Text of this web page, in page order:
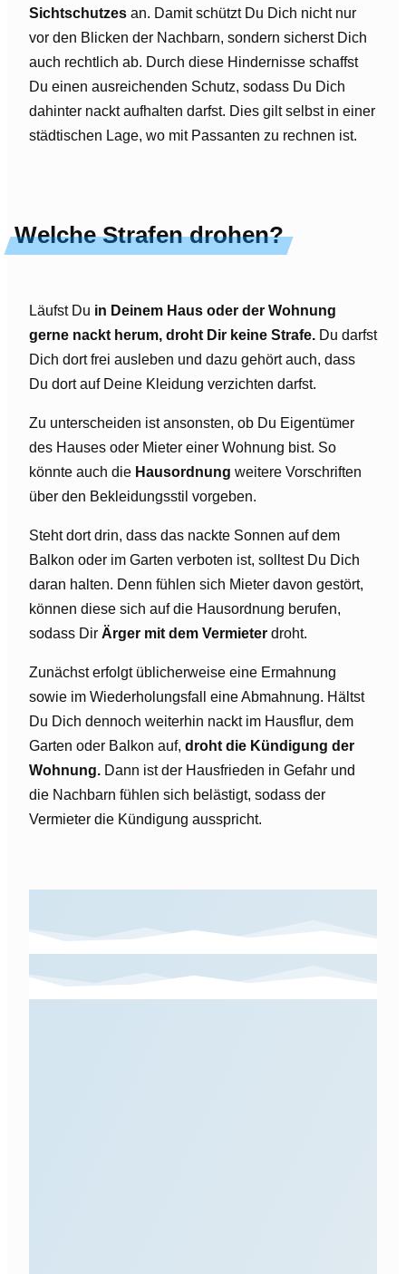
Sichtschutzes an. Damit schützt Du Dich nicht nur
vor den Blicken der Nachbarn, sondern sicherst Dich
auch rechtlich ab. Durch diese Hindernisse schaffst
Du einen ausreichenden Schutz, sodass Du Dich
dahinter nackt aufhalten darfst. Dies gilt selbst in einer
städtischen Lage, wo mit Passanten zu rechnen ist.
Welche Strafen drohen?
Läufst Du in Deinem Haus oder der Wohnung
gerne nackt herum, droht Dir keine Strafe. Du darfst
Dich dort frei ausleben und dazu gehört auch, dass
Du dort auf Deine Kleidung verzichten darfst.
Zu unterscheiden ist ansonsten, ob Du Eigentümer
des Hauses oder Mieter einer Wohnung bist. So
könnte auch die Hausordnung weitere Vorschriften
über den Bekleidungsstil vorgeben.
Steht dort drin, dass das nackte Sonnen auf dem
Balkon oder im Garten verboten ist, solltest Du Dich
daran halten. Denn fühlen sich Mieter davon gestört,
können diese sich auf die Hausordnung berufen,
sodass Dir Ärger mit dem Vermieter droht.
Zunächst erfolgt üblicherweise eine Ermahnung
sowie im Wiederholungsfall eine Abmahnung. Hältst
Du Dich dennoch weiterhin nackt im Hausflur, dem
Garten oder Balkon auf, droht die Kündigung der
Wohnung. Dann ist der Hausfrieden in Gefahr und
die Nachbarn fühlen sich belästigt, sodass der
Vermieter die Kündigung ausspricht.